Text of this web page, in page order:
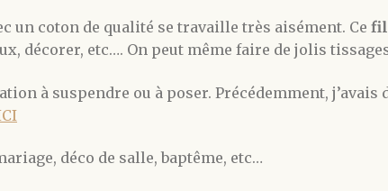
un coton de qualité se travaille très aisément. Cefil
décorer, etc…. On peut même faire de jolis
à suspendre ou à poser. Précédemment,
déco de salle, baptême, etc…